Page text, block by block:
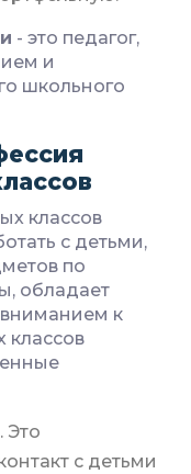
- это педагог,
и
школьного
классов
с детьми,
по
обладает
вниманием к
классов
Это
с детьми